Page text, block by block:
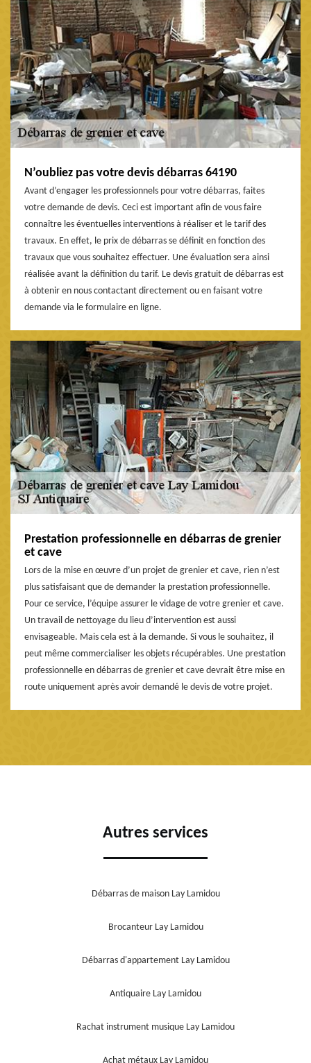
N’oubliez pas votre devis débarras 64190
Avant d’engager les professionnels pour votre débarras, faites
votre demande de devis. Ceci est important afin de vous faire
connaître les éventuelles interventions à réaliser et le tarif des
travaux. En effet, le prix de débarras se définit en fonction des
travaux que vous souhaitez effectuer. Une évaluation sera ainsi
réalisée avant la définition du tarif. Le devis gratuit de débarras est
à obtenir en nous contactant directement ou en faisant votre
demande via le formulaire en ligne.
Prestation professionnelle en débarras de grenier
et cave
Lors de la mise en œuvre d’un projet de grenier et cave, rien n’est
plus satisfaisant que de demander la prestation professionnelle.
Pour ce service, l’équipe assurer le vidage de votre grenier et cave.
Un travail de nettoyage du lieu d’intervention est aussi
envisageable. Mais cela est à la demande. Si vous le souhaitez, il
peut même commercialiser les objets récupérables. Une prestation
professionnelle en débarras de grenier et cave devrait être mise en
route uniquement après avoir demandé le devis de votre projet.
Autres services
Débarras de maison Lay Lamidou
Brocanteur Lay Lamidou
Débarras d'appartement Lay Lamidou
Antiquaire Lay Lamidou
Rachat instrument musique Lay Lamidou
Achat métaux Lay Lamidou